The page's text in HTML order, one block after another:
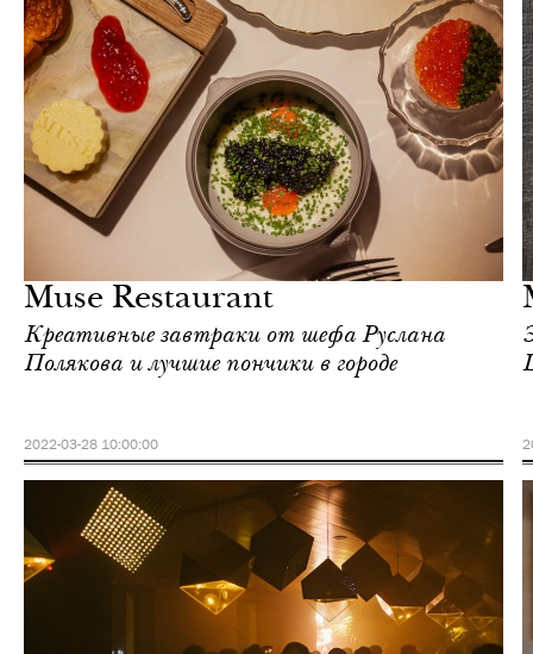
Muse Restaurant
Креативные завтраки от шефа Руслана
Полякова и лучшие пончики в городе
2022-03-28 10:00:00